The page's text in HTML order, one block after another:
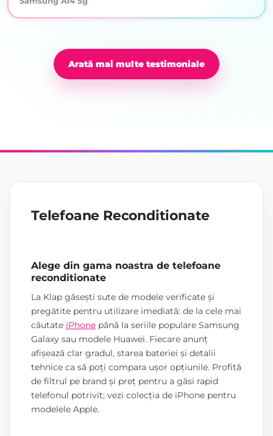
Arată mai multe testimoniale
Telefoane Reconditionate
Alege din gama noastra de telefoane
reconditionate
La Klap găsești sute de modele verificate și
pregătite pentru utilizare imediată: de la cele mai
căutate iPhone până la seriile populare Samsung
Galaxy sau modele Huawei. Fiecare anunț
afișează clar gradul, starea bateriei și detalii
tehnice ca să poți compara ușor opțiunile. Profită
de filtrul pe brand și preț pentru a găsi rapid
telefonul potrivit; vezi colecția de iPhone pentru
modelele Apple.